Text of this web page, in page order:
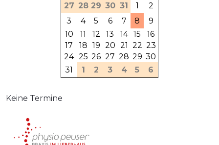
27 28 29 30 31 1
2
3
4 5 6 7 8
9
10
11 12 13 14 15
16
17
18 19 20 21 22 23
24 25 26 27 28 29 30
31
1 2 3 4 5 6
Keine Termine